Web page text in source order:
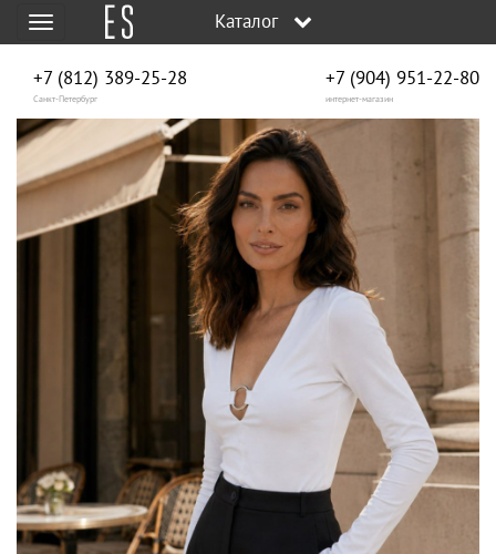
Меню Каталог
+7 (812) 389-25-28
Санкт-Петербург
+7 (904) 951‑22‑80
интернет-магазин